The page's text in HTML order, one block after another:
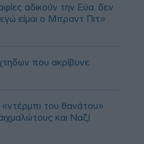
αδικούν την Εύα, δεν
είμαι ο Μπραντ Πιτ»
που ακρίβυνε
«ντέρμπι του θανάτου»
και Ναζί